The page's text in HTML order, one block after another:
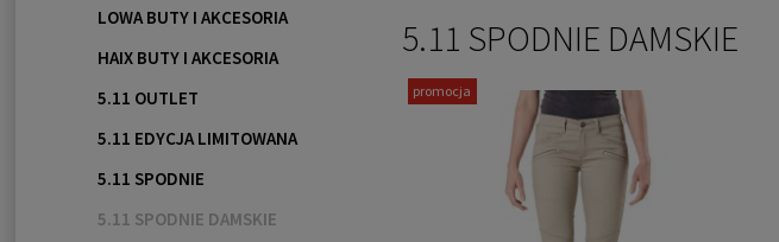
LOWA BUTY I AKCESORIA
HAIX BUTY I AKCESORIA
5.11 OUTLET
5.11 EDYCJA LIMITOWANA
5.11 SPODNIE
5.11 SPODNIE DAMSKIE
5.11 SPODNIE DAMSKIE
promocja